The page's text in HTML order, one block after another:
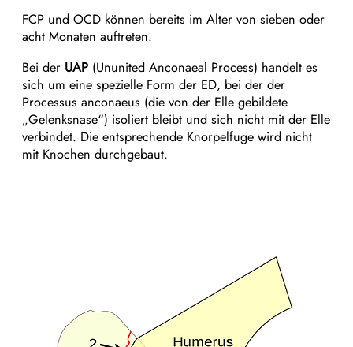
FCP und OCD können bereits im Alter von sieben oder
acht Monaten auftreten.
Bei der UAP (Ununited Anconaeal Process) handelt es
sich um eine spezielle Form der ED, bei der der
Processus anconaeus (die von der Elle gebildete
„Gelenksnase“) isoliert bleibt und sich nicht mit der Elle
verbindet. Die entsprechende Knorpelfuge wird nicht
mit Knochen durchgebaut.